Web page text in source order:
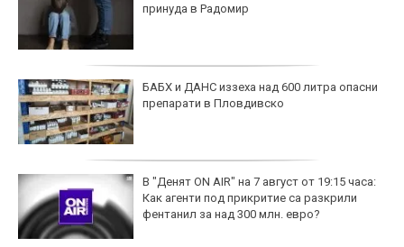
принуда в Радомир
БАБХ и ДАНС иззеха над 600 литра опасни
препарати в Пловдивско
В "Денят ON AIR" на 7 август от 19:15 часа:
Как агенти под прикритие са разкрили
фентанил за над 300 млн. евро?